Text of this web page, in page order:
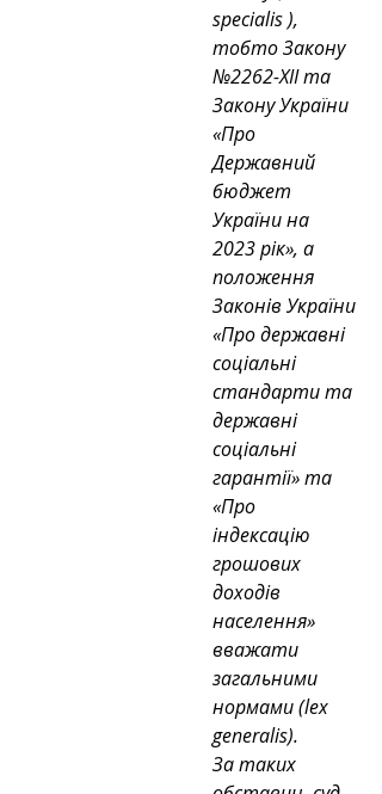
specialis ),
тобто Закону
№2262-XII та
Закону України
«Про
Державний
бюджет
України на
2023 рік», а
положення
Законів України
«Про державні
соціальні
стандарти та
державні
соціальні
гарантії» та
«Про
індексацію
грошових
доходів
населення»
вважати
загальними
нормами (lex
generalis).
За таких